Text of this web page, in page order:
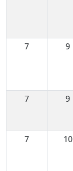
7
9
7
9
7
10